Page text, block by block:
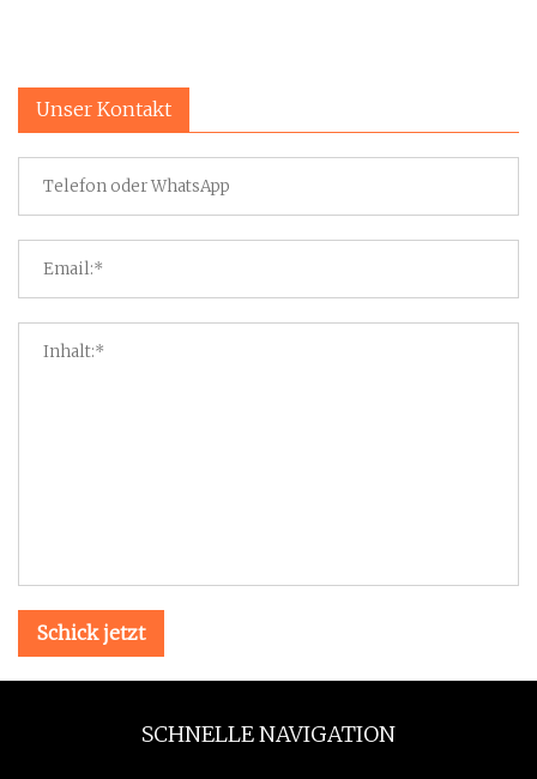
Unser Kontakt
Schick jetzt
SCHNELLE NAVIGATION